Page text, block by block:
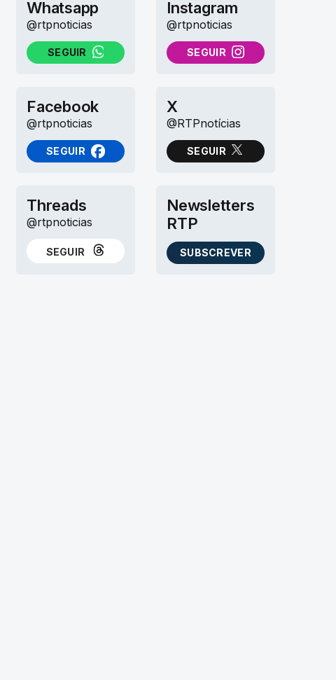
Whatsapp
@rtpnoticias
SEGUIR
NO WHATSAPP
Instagram
@rtpnoticias
SEGUIR
NO INSTAGRAM
Facebook
@rtpnoticias
SEGUIR
NO FACEBOOK
X
@RTPnotícias
SEGUIR
NO X (TWITTER)
Threads
@rtpnoticias
SEGUIR
NO THREADS
Newsletters
RTP
SUBSCREVER
AS NEWSLETTERS RTP